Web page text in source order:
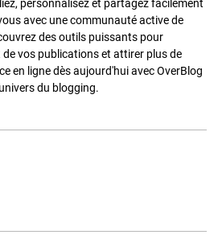
personnalisez et partagez facilement
avec une communauté active de
des outils puissants pour
vos publications et attirer plus de
en ligne dès aujourd'hui avec OverBlog
du blogging.